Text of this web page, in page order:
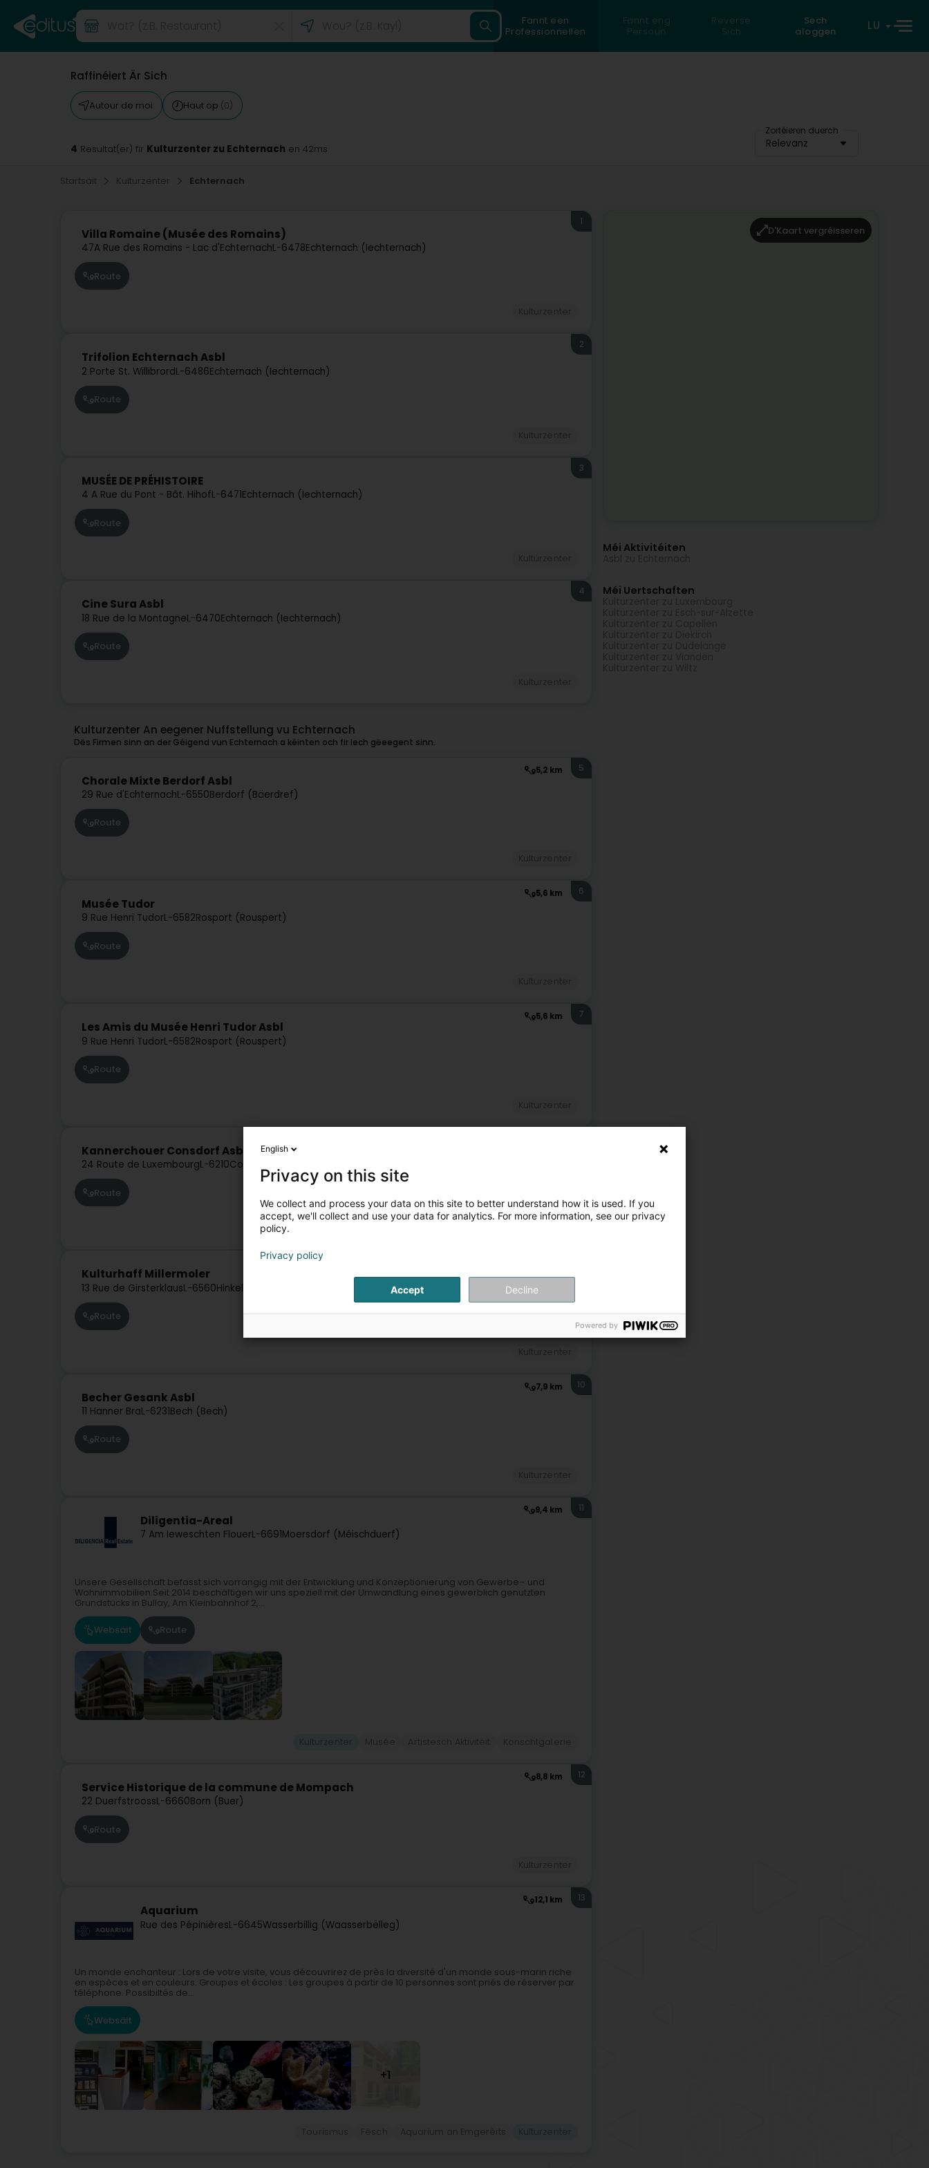
Fannt een
Professionnellen
Fannt eng
Persoun
Reverse
Sich
Sech
aloggen
LU
Raffinéiert Är Sich
Autour de moi Haut op (0)
Zortéieren duerch
Relevanz
4 Resultat(er) fir Kulturzenter zu Echternach en 42ms
Startsäit Kulturzenter Echternach
Villa Romaine (Musée des Romains)
47A Rue des Romains - Lac d'EchternachL-6478Echternach (Iechternach)
1
Route
Trifolion Echternach Asbl
2 Porte St. WillibrordL-6486Echternach (Iechternach)
2
Route
MUSÉE DE PRÉHISTOIRE
4 A Rue du Pont - Bât. HihofL-6471Echternach (Iechternach)
3
Route
Cine Sura Asbl
18 Rue de la MontagneL-6470Echternach (Iechternach)
4
Route
Kulturzenter An eegener Nuffstellung vu Echternach
Dës Firmen sinn an der Géigend vun Echternach a kéinten och fir Iech gëeegent sinn.
5,2 km
Chorale Mixte Berdorf Asbl
29 Rue d'EchternachL-6550Berdorf (Bäerdref)
5
Route
5,6 km
Musée Tudor
9 Rue Henri TudorL-6582Rosport (Rouspert)
6
Route
5,6 km
Les Amis du Musée Henri Tudor Asbl
9 Rue Henri TudorL-6582Rosport (Rouspert)
7
Route
Kannerchouer Consdorf Asbl
24 Route de LuxembourgL-6210Consdorf (Konsdref)
Route
Kulturhaff Millermoler
13 Rue de GirsterklausL-6560Hinkel (Henkel)
Route
7,9 km
Becher Gesank Asbl
11 Hanner BraL-6231Bech (Bech)
10
Route
9,4 km
Diligentia-Areal
7 Am Ieweschten FlouerL-6691Moersdorf (Méischduerf)
11
Unsere Gesellschaft befasst sich vorrangig mit der Entwicklung und Konzeptionierung von Gewerbe– und
Wohnimmobilien.Seit 2014 beschäftigen wir uns speziell mit der Umwandlung eines gewerblich genutzten
Grundstücks in Bullay, Am Kleinbahnhof 2,...
Websäit Route
8,8 km
Service Historique de la commune de Mompach
22 DuerfstroossL-6660Born (Buer)
12
Route
12,1 km
Aquarium
Rue des PépinièresL-6645Wasserbillig (Waasserbëlleg)
13
Un monde enchanteur : Lors de votre visite, vous découvrirez de près la diversité d'un monde sous-marin riche
en espèces et en couleurs. Groupes et écoles : Les groupes à partir de 10 personnes sont priés de réserver par
téléphone. Possibiltés de...
Websäit
+1
D'Kaart vergréisseren
Méi Aktivitéiten
Méi Uertschaften
English
Privacy on this site
We collect and process your data on this site to better understand how it is used. If you
accept, we'll collect and use your data for analytics. For more information, see our privacy
policy.
Privacy policy
Accept Decline
Powered by